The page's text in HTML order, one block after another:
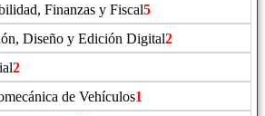
Finanzas y Fiscal5
Diseño y Edición Digital2
2
de Vehículos1